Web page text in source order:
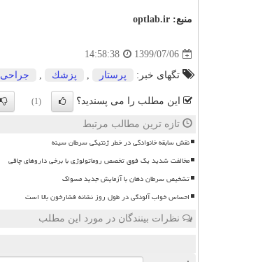
منبع: optlab.ir
1399/07/06
14:58:38
تگهای خبر: پرستار , پزشك , جراحی
این مطلب را می پسندید؟ (1)
تازه ترین مطالب مرتبط
نقش سابقه خانوادگی در خطر ژنتیکی سرطان سینه
مخالفت شدید یک فوق تخصص روماتولوژی با برخی داروهای چاقی
تشخیص سرطان دهان با آزمایش جدید مسواک
احساس خواب آلودگی در طول روز نشانه فشارخون بالا است
نظرات بینندگان در مورد این مطلب